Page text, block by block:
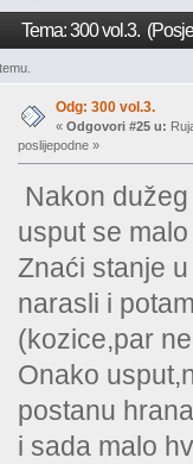
Tema: 300 vol.3.
Odg: 300 vol.3.
« Odgovori #25 u:
poslijepodne »
Nakon
usput se
Znaći stanje
narasli i
(kozice,par
Onako
postanu
i sada malo